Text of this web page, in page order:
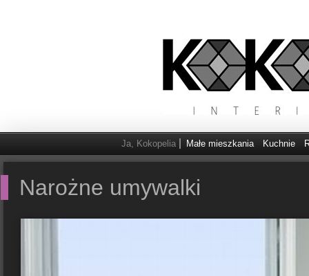
Ja, Kokopelia Małe mieszkania Kuchnie
Narożne umywalki